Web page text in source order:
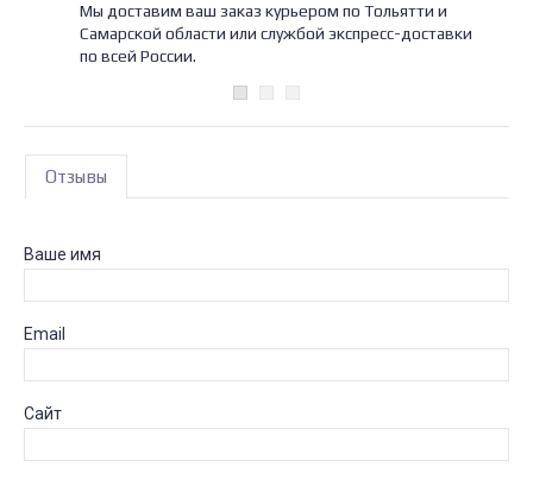
Мы доставим ваш заказ курьером по Тольятти и
Самарской области или службой экспресс-доставки
по всей России.
Отзывы
Ваше имя
Email
Сайт